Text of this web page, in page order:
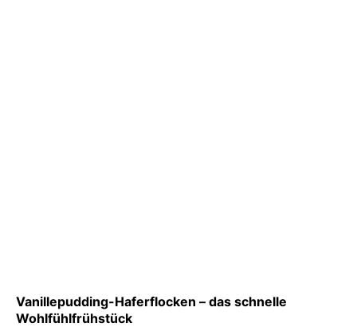
Vanillepudding-Haferflocken – das schnelle
Wohlfühlfrühstück